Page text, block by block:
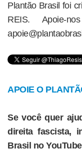
Plantão Brasil foi
REIS. Apoie-
APOIE O
Se você quer
direita fascista,
Brasil no